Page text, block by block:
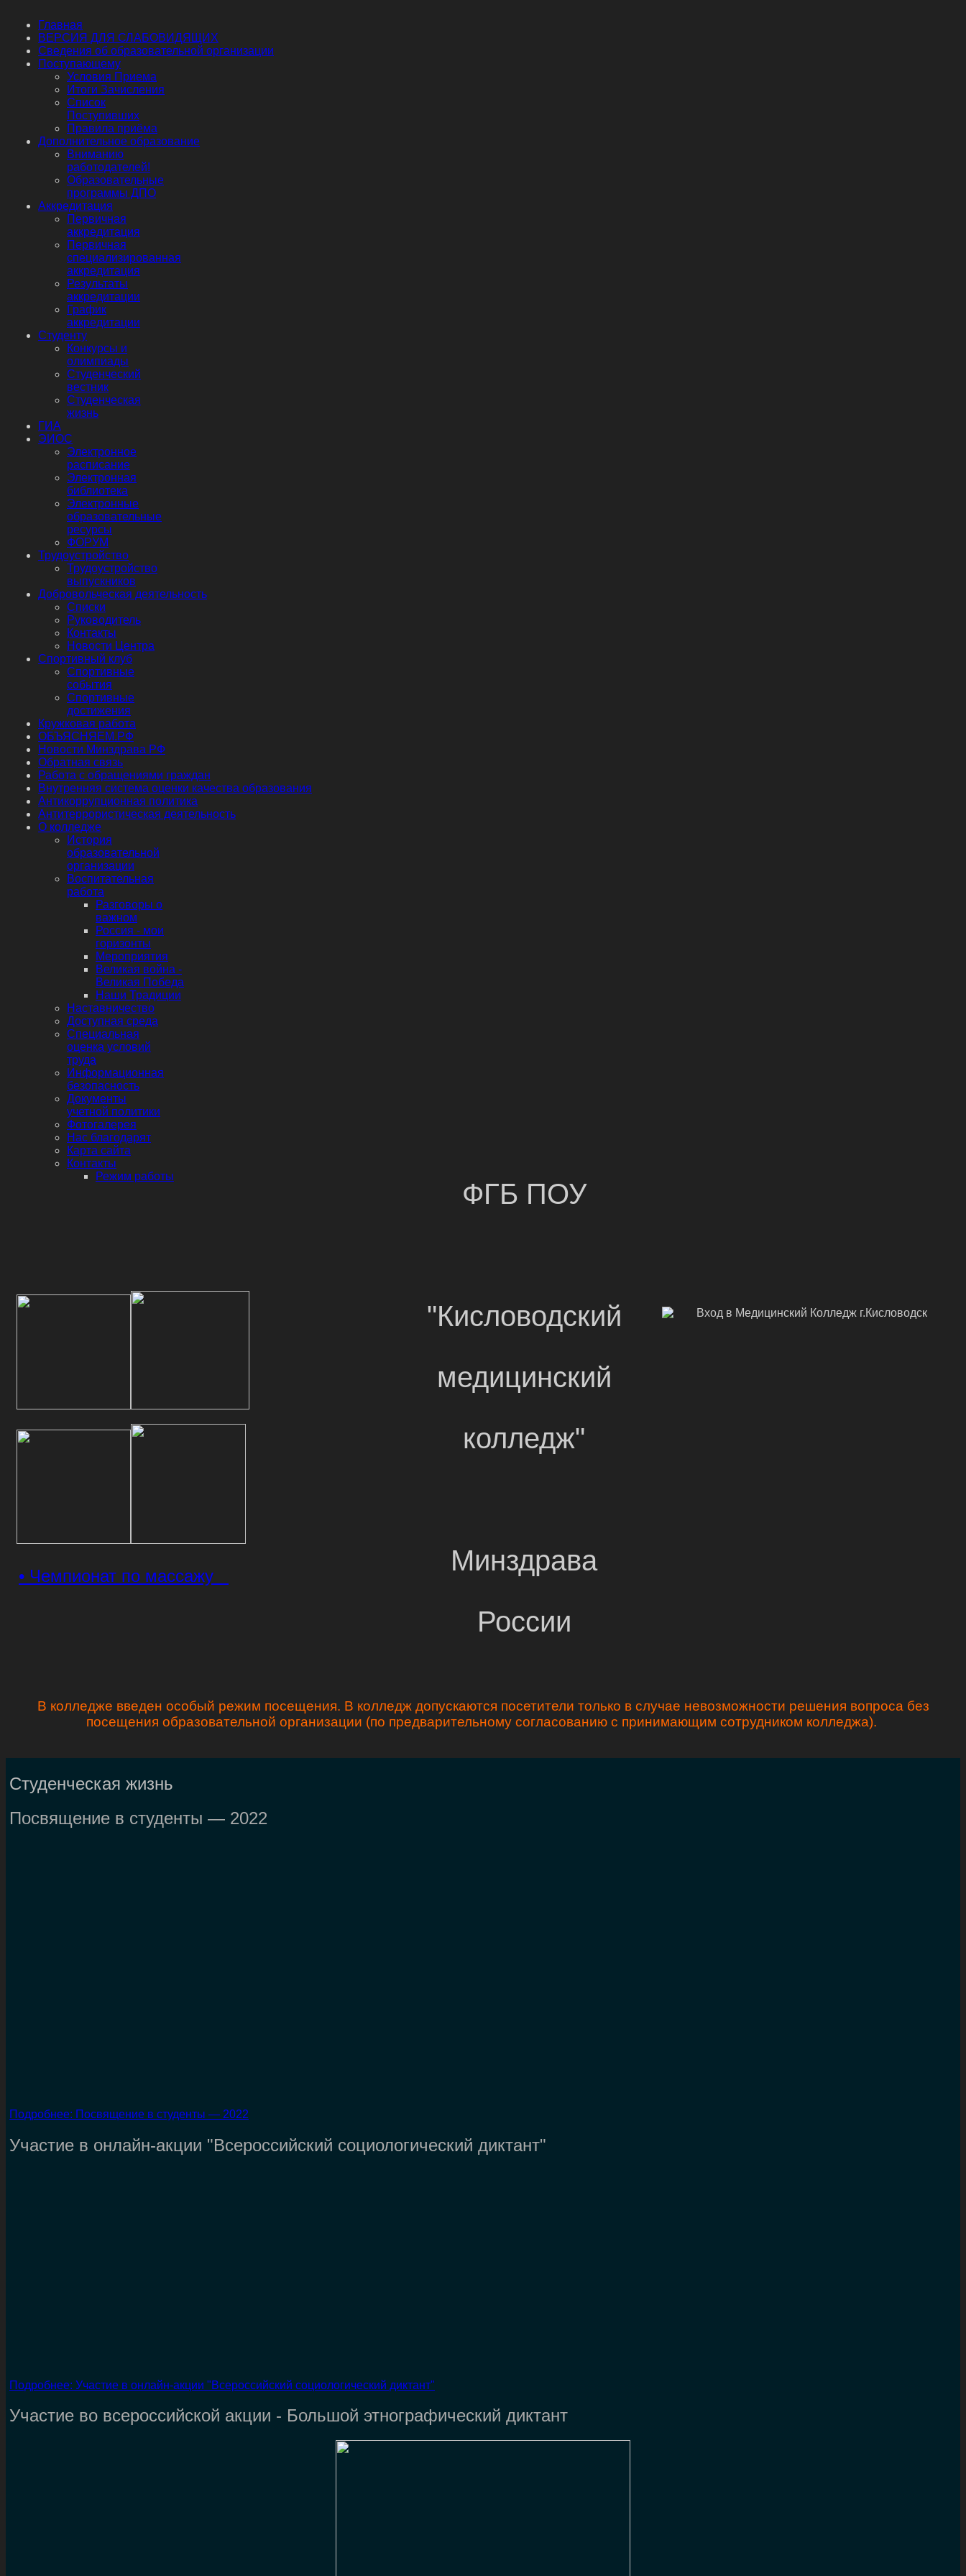
Главная
ВЕРСИЯ ДЛЯ СЛАБОВИДЯЩИХ
Сведения об образовательной организации
Поступающему
Условия Приема
Итоги Зачисления
Список
Поступивших
Правила приёма
Дополнительное образование
Вниманию
работодателей!
Образовательные
программы ДПО
Аккредитация
Первичная
аккредитация
Первичная
специализированная
аккредитация
Результаты
аккредитации
График
аккредитации
Студенту
Конкурсы и
олимпиады
Студенческий
вестник
Студенческая
жизнь
ГИА
ЭИОС
Электронное
расписание
Электронная
библиотека
Электронные
образовательные
ресурсы
ФОРУМ
Трудоустройство
Трудоустройство
выпускников
Добровольческая деятельность
Списки
Руководитель
Контакты
Новости Центра
Спортивный клуб
Спортивные
события
Спортивные
достижения
Кружковая работа
ОБЪЯСНЯЕМ.РФ
Новости Минздрава РФ
Обратная связь
Работа с обращениями граждан
Внутренняя система оценки качества образования
Антикоррупционная политика
Антитеррористическая деятельность
О колледже
История
образовательной
организации
Воспитательная
работа
Разговоры о
важном
Россия - мои
горизонты
Мероприятия
Великая война -
Великая Победа
Наши Традиции
Наставничество
Доступная среда
Специальная
оценка условий
труда
Информационная
безопасность
Документы
учетной политики
Фотогалерея
Нас благодарят
Карта сайта
Контакты
Режим работы
• Чемпионат по массажу
ФГБ ПОУ
"Кисловодский
медицинский
колледж"
Минздрава
России
В колледже введен особый режим посещения. В колледж допускаются посетители только в случае невозможности решения вопроса без
посещения образовательной организации (по предварительному согласованию с принимающим сотрудником колледжа).
Студенческая жизнь
Посвящение в студенты — 2022
Подробнее: Посвящение в студенты — 2022
Участие в онлайн-акции "Всероссийский социологический диктант"
Подробнее: Участие в онлайн-акции "Всероссийский социологический диктант"
Участие во всероссийской акции - Большой этнографический диктант